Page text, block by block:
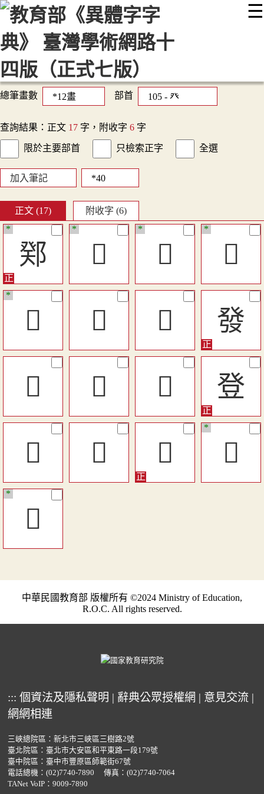
☰
::: 最新消息 常見問題 編輯說明
顯示模式
總筆畫數 部首
查詢結果：正文 17 字，附收字 6 字
限於主要部首 只檢索正字 全選
加入筆記
正文 (17) 附收字 (6)
鄈
*
󳒶
*
󳒴
*
𢑣
*
󷠍
*
󳶟 𤼰 發
𤼲 󳶞 󳶥 登
󳶎 𤼯 𤼱 󶖌
*
𨳥
*
中華民國教育部 版權所有 ©2024 Ministry of Education,
R.O.C. All rights reserved.
::: 個資法及隱私聲明 | 辭典公眾授權網 | 意見交流 |
網網相連
三峽總院區：新北市三峽區三樹路2號
臺北院區：臺北市大安區和平東路一段179號
臺中院區：臺中市豐原區師範街67號
電話總機： (02)7740-7890
傳真：(02)7740-7064
TANet VoIP：9009-7890